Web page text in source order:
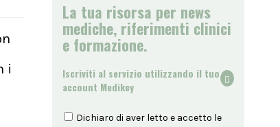
i
La tua risorsa per news
mediche, riferimenti clinici
e formazione.
Iscriviti al servizio utilizzando il tuo
account Medikey
Dichiaro di aver letto e accetto le